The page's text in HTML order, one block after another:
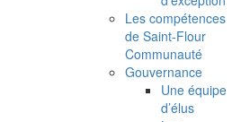
Les compétences
de Saint-Flour
Communauté
Gouvernance
Une équipe
d’élus